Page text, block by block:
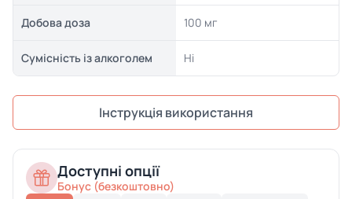
Добова доза 100 мг
Сумісність із алкоголем Ні
Інструкція використання
Доступні опції
Бонус (безкоштовно)